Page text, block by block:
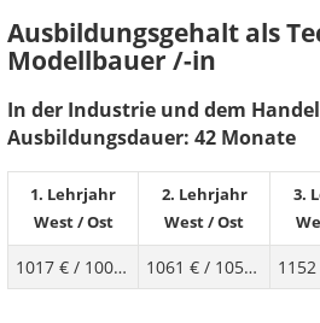
Ausbildungsgehalt als
Modellbauer /-in
In der Industrie und dem Handel
Ausbildungsdauer: 42 Monate
1. Lehrjahr
West/Ost
2. Lehrjahr
West/Ost
3.
1017 € / 1002 € 1061 € / 1059 €